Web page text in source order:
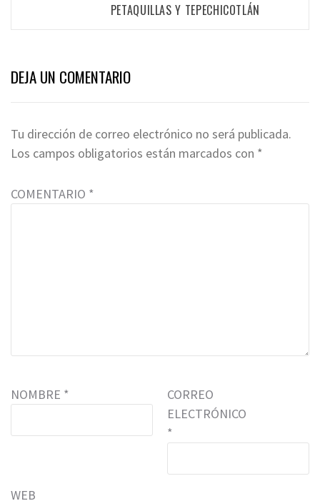
PETAQUILLAS Y TEPECHICOTLÁN
DEJA UN COMENTARIO
Tu dirección de correo electrónico no será publicada.
Los campos obligatorios están marcados con *
COMENTARIO *
NOMBRE *
CORREO
ELECTRÓNICO
*
WEB